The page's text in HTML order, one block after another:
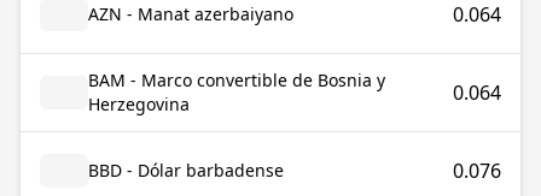
AZN - Manat azerbaiyano 0.064
BAM - Marco convertible de Bosnia y
Herzegovina
0.064
BBD - Dólar barbadense 0.076